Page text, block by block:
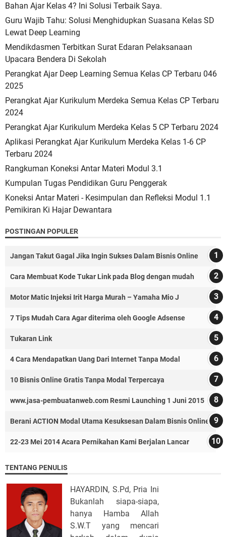
Bahan Ajar Kelas 4? Ini Solusi Terbaik Saya.
Guru Wajib Tahu: Solusi Menghidupkan Suasana Kelas SD
Lewat Deep Learning
Mendikdasmen Terbitkan Surat Edaran Pelaksanaan
Upacara Bendera Di Sekolah
Perangkat Ajar Deep Learning Semua Kelas CP Terbaru 046
2025
Perangkat Ajar Kurikulum Merdeka Semua Kelas CP Terbaru
2024
Perangkat Ajar Kurikulum Merdeka Kelas 5 CP Terbaru 2024
Aplikasi Perangkat Ajar Kurikulum Merdeka Kelas 1-6 CP
Terbaru 2024
Rangkuman Koneksi Antar Materi Modul 3.1
Kumpulan Tugas Pendidikan Guru Penggerak
Koneksi Antar Materi - Kesimpulan dan Refleksi Modul 1.1
Pemikiran Ki Hajar Dewantara
POSTINGAN POPULER
Jangan Takut Gagal Jika Ingin Sukses Dalam Bisnis Online
Cara Membuat Kode Tukar Link pada Blog dengan mudah
Motor Matic Injeksi Irit Harga Murah – Yamaha Mio J
7 Tips Mudah Cara Agar diterima oleh Google Adsense
Tukaran Link
4 Cara Mendapatkan Uang Dari Internet Tanpa Modal
10 Bisnis Online Gratis Tanpa Modal Terpercaya
www.jasa-pembuatanweb.com Resmi Launching 1 Juni 2015
Berani ACTION Modal Utama Kesuksesan Dalam Bisnis Online
22-23 Mei 2014 Acara Pernikahan Kami Berjalan Lancar
TENTANG PENULIS
HAYARDIN, S.Pd, Pria Ini
Bukanlah siapa-siapa,
hanya Hamba Allah
S.W.T yang mencari